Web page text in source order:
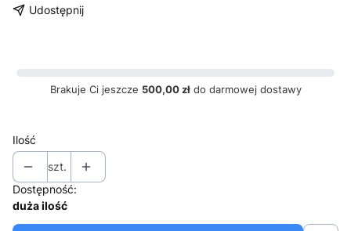
Udostępnij
Brakuje Ci jeszcze 500,00 złdo darmowej dostawy
Ilość
szt.
Dostępność:
duża ilość